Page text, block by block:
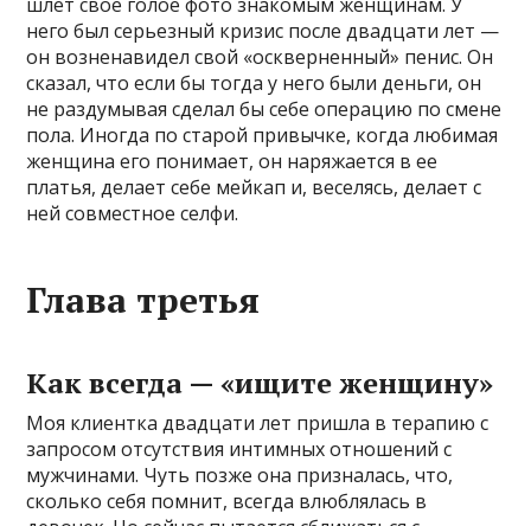
него был серьезный кризис после двадцати лет —
он возненавидел свой «оскверненный» пенис. Он
сказал, что если бы тогда у него были деньги, он
не раздумывая сделал бы себе операцию по смене
пола. Иногда по старой привычке, когда любимая
женщина его понимает, он наряжается в ее
платья, делает себе мейкап и, веселясь, делает с
ней совместное селфи.
Глава третья
Как всегда — «ищите женщину»
Моя клиентка двадцати лет пришла в терапию с
запросом отсутствия интимных отношений с
мужчинами. Чуть позже она призналась, что,
сколько себя помнит, всегда влюблялась в